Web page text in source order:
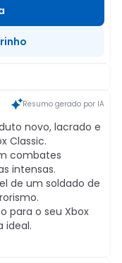
Resumo gerado por IA
novo, lacrado e
Classic.
combates
intensas.
de um soldado de
para o seu Xbox
ideal.